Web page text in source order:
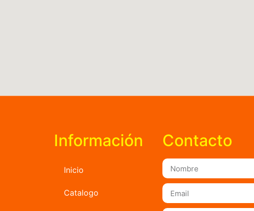
Información
Inicio
Catalogo
Contacto